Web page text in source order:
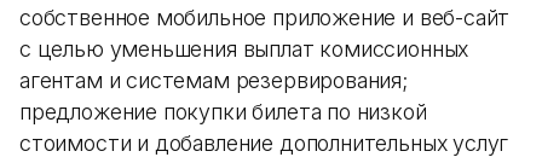
собственное мобильное приложение и веб-сайт
с целью уменьшения выплат комиссионных
агентам и системам резервирования;
предложение покупки билета по низкой
стоимости и добавление дополнительных услуг